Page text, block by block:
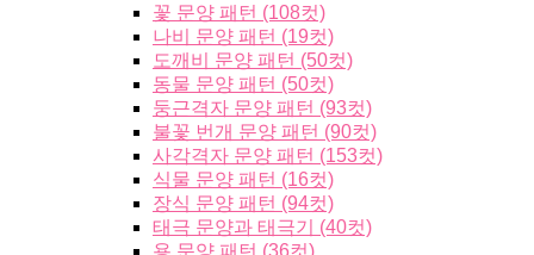
꽃 문양 패턴 (108컷)
나비 문양 패턴 (19컷)
도깨비 문양 패턴 (50컷)
동물 문양 패턴 (50컷)
둥근격자 문양 패턴 (93컷)
불꽃 번개 문양 패턴 (90컷)
사각격자 문양 패턴 (153컷)
식물 문양 패턴 (16컷)
장식 문양 패턴 (94컷)
태극 문양과 태극기 (40컷)
용 문양 패턴 (36컷)